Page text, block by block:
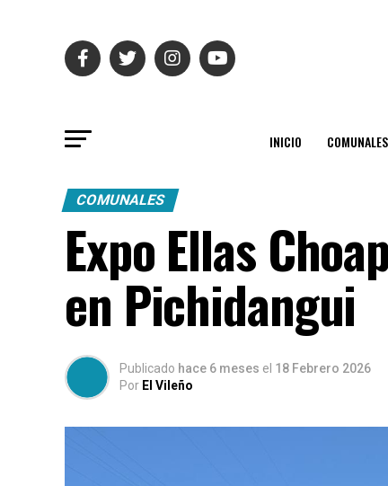
INICIO COMUNALES
COMUNALES
Expo Ellas
en Pichidangui
Publicado hace 6 meses el 18 Febrero 2026
Por El Vileño